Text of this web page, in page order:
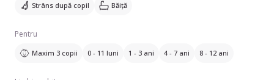
Strâns după copil Băiță
Pentru
Maxim 3 copii 0 - 11 luni 1 - 3 ani 4 - 7 ani 8 - 12 ani